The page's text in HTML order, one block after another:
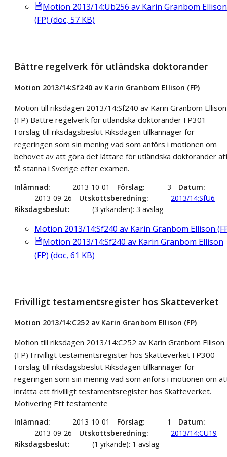
Motion 2013/14:Ub256 av Karin Granbom Ellison
(FP) (doc, 57 KB)
Bättre regelverk för utländska doktorander
Motion 2013/14:Sf240 av Karin Granbom Ellison (FP)
Motion till riksdagen 2013/14:Sf240 av Karin Granbom Ellison
(FP) Bättre regelverk för utländska doktorander FP301
Förslag till riksdagsbeslut Riksdagen tillkännager för
regeringen som sin mening vad som anförs i motionen om
behovet av att göra det lättare för utländska doktorander
få stanna i Sverige efter examen.
Inlämnad 2013-10-01 Förslag 3
Datum
2013-09-26
Utskottsberedning
2013/14:SfU6
Riksdagsbeslut
(3 yrkanden): 3 avslag
Motion 2013/14:Sf240 av Karin Granbom Ellison
Motion 2013/14:Sf240 av Karin Granbom Ellison
(FP) (doc, 61 KB)
Frivilligt testamentsregister hos Skatteverket
Motion 2013/14:C252 av Karin Granbom Ellison (FP)
Motion till riksdagen 2013/14:C252 av Karin Granbom Ellison
(FP) Frivilligt testamentsregister hos Skatteverket FP300
Förslag till riksdagsbeslut Riksdagen tillkännager för
regeringen som sin mening vad som anförs i motionen om
inrätta ett frivilligt testamentsregister hos Skatteverket.
Motivering Ett testamente
Inlämnad 2013-10-01 Förslag 1
Datum
2013-09-26
Utskottsberedning
2013/14:CU19
Riksdagsbeslut
(1 yrkande): 1 avslag